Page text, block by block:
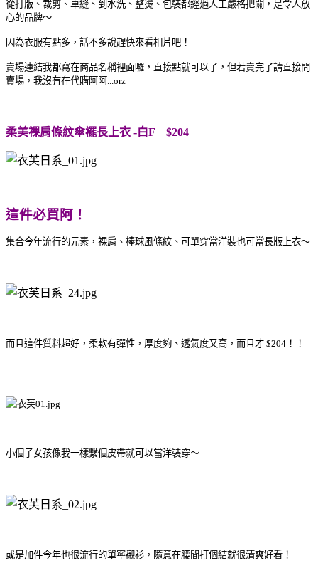
從打版、裁剪、車縫、到水洗、整燙、包裝都經過人工嚴格把關，是令人放
心的品牌～
因為衣服有點多，話不多說趕快來看相片吧！
賣場連結我都寫在商品名稱裡面囉，直接點就可以了，但若賣完了請直接問
賣場，我沒有在代購阿阿...orz
柔美裸肩條紋傘襬長上衣 -白F $204
這件必買阿！
集合今年流行的元素，裸肩、棒球風條紋、可單穿當洋裝也可當長版上衣～
而且這件質料超好，柔軟有彈性，厚度夠、透氣度又高，而且才 $204！！
小個子女孩像我一樣繫個皮帶就可以當洋裝穿～
或是加件今年也很流行的單寧襯衫，隨意在腰間打個結就很清爽好看！